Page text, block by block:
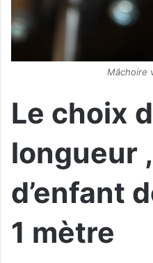
Mâchoire
Le choix
longueur
d’enfant
1 mètre